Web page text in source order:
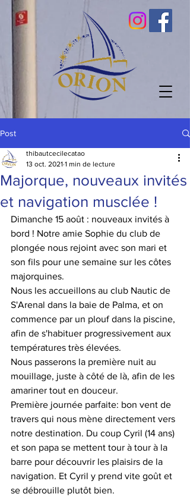
Post
Majorque, nouveaux invités
et navigation musclée !
thibautcecilecatao
13 oct. 2021 1 min de lecture
Dimanche 15 août : nouveaux invités à
bord ! Notre amie Sophie du club de
plongée nous rejoint avec son mari et
son fils pour une semaine sur les côtes
majorquines.
Nous les accueillons au club Nautic de
S'Arenal dans la baie de Palma, et on
commence par un plouf dans la piscine,
afin de s'habituer progressivement aux
températures très élevées.
Nous passerons la première nuit au
mouillage, juste à côté de là, afin de les
amariner tout en douceur.
Première journée parfaite: bon vent de
travers qui nous mène directement vers
notre destination. Du coup Cyril (14 ans)
et son papa se mettent tour à tour à la
barre pour découvrir les plaisirs de la
navigation. Et Cyril y prend vite goût et
se débrouille plutôt bien.